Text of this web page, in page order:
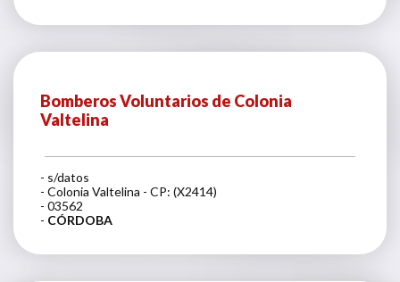
Bomberos Voluntarios de Colonia
Valtelina
- s/datos
- Colonia Valtelina - CP: (X2414)
- 03562
- CÓRDOBA